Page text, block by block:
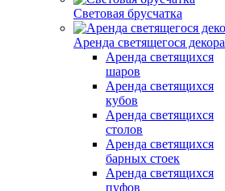
Световая брусчатка
Аренда светящегося декора
Аренда светящихся
шаров
Аренда светящихся
кубов
Аренда светящихся
столов
Аренда светящихся
барных стоек
Аренда светящихся
пуфов